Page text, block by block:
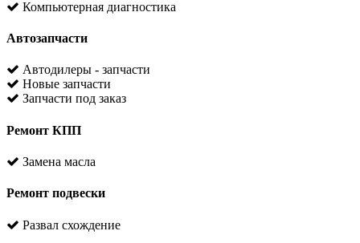
Компьютерная диагностика
Автозапчасти
Автодилеры - запчасти
Новые запчасти
Запчасти под заказ
Ремонт КПП
Замена масла
Ремонт подвески
Развал схождение